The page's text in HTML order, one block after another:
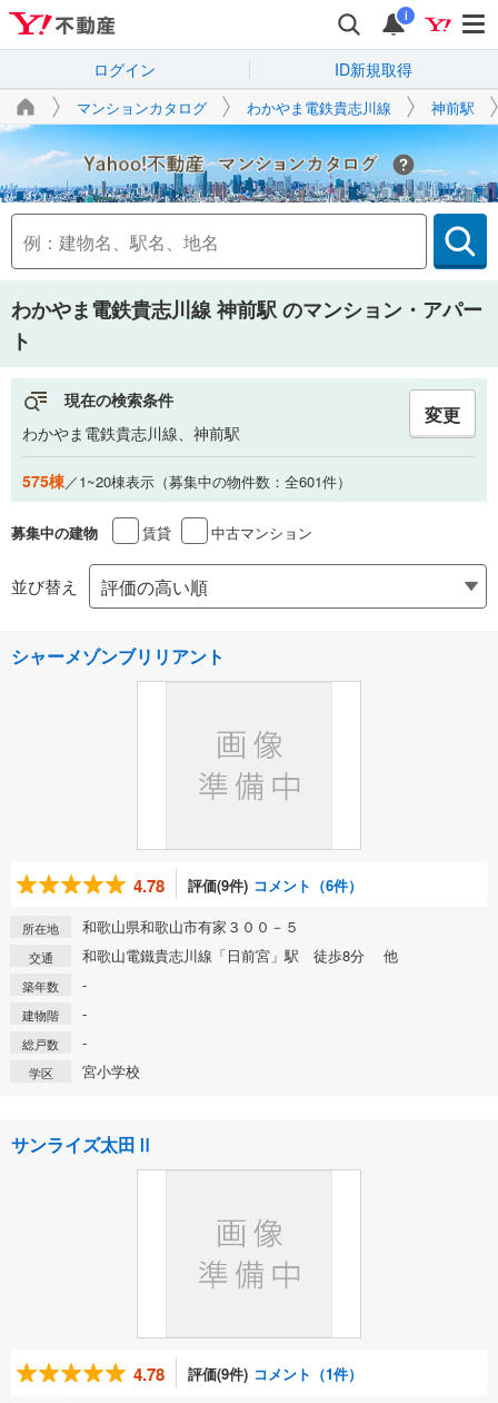
i
ログイン ID新規取得
マンションカタログ わかやま電鉄貴志川線 神前駅
Yahoo!不動産
わかやま電鉄貴志川線 神前駅のマンション・アパー
ト
現在の検索条件
わかやま電鉄貴志川線、神前駅
変更
575棟／1~20棟表示（募集中の物件数：全601件）
募集中の建物 賃貸 中古マンション
並び替え
シャーメゾンブリリアント
4.78 評価(9件) コメント（6件）
所在地 和歌山県和歌山市有家３００－５
交通 和歌山電鐵貴志川線「日前宮」駅 徒歩8分 他
築年数 -
建物階 -
総戸数 -
学区 宮小学校
サンライズ太田Ⅱ
4.78 評価(9件) コメント（1件）